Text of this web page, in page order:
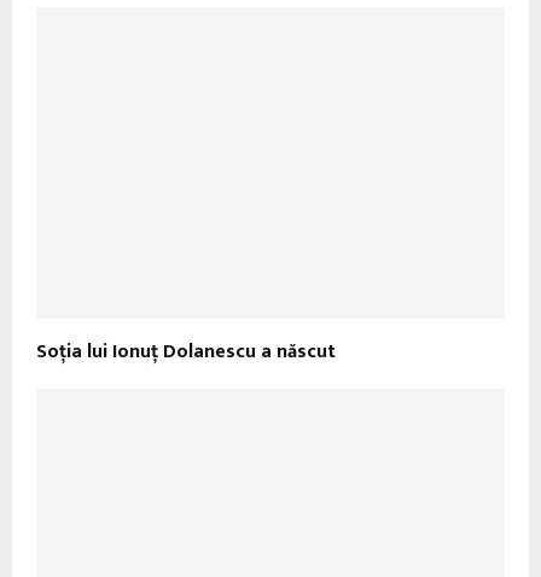
Soţia lui Ionuţ Dolanescu a născut